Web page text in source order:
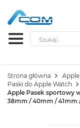
Szukaj
Strona główna
Paski do Apple Watch
Apple Pasek sportowy
38mm / 40mm / 41mm